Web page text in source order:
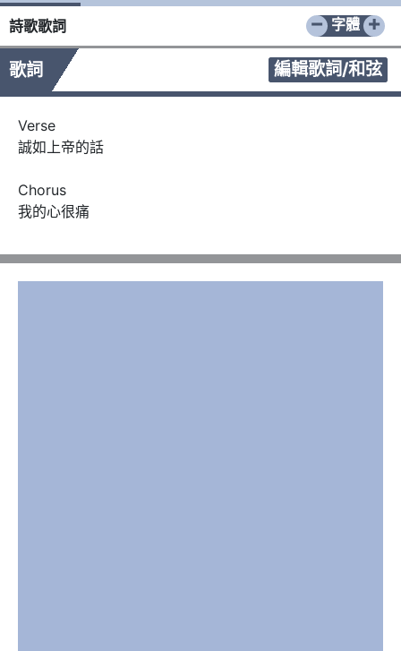
詩歌歌詞 − +
字體
歌詞 編輯歌詞/和弦
Verse
誠如上帝的話
Chorus
我的心很痛